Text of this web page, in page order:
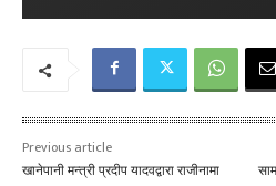
Previous article
खानेपानी मन्त्री प्रदीप यादवद्वारा राजीनामा